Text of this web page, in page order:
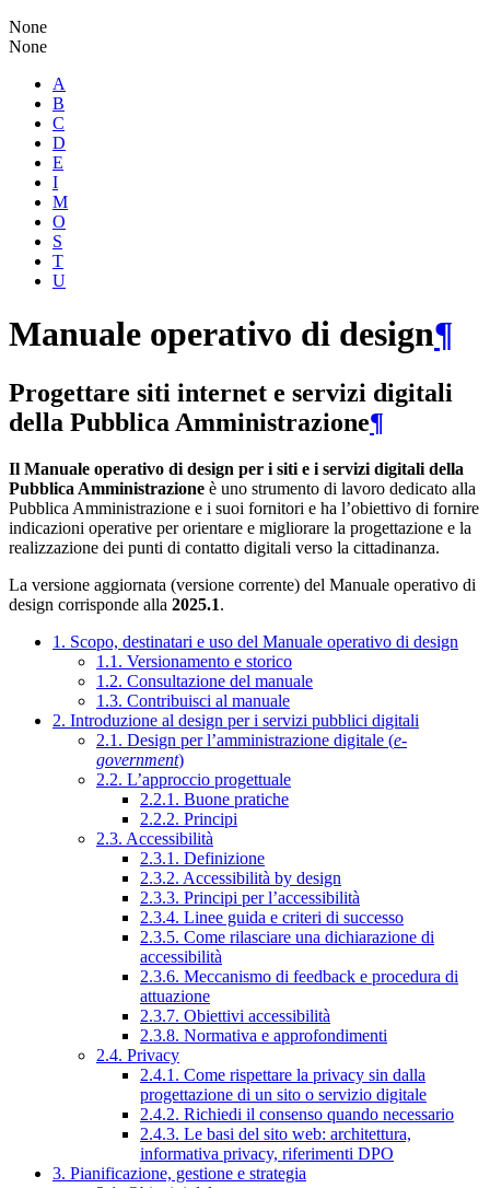
None
None
A
B
C
D
E
I
M
O
S
T
U
Manuale operativo di design¶
Progettare siti internet e servizi digitali
della Pubblica Amministrazione¶
Il Manuale operativo di design per i siti e i servizi digitali della
Pubblica Amministrazione è uno strumento di lavoro dedicato alla
Pubblica Amministrazione e i suoi fornitori e ha l’obiettivo di fornire
indicazioni operative per orientare e migliorare la progettazione e la
realizzazione dei punti di contatto digitali verso la cittadinanza.
La versione aggiornata (versione corrente) del Manuale operativo di
design corrisponde alla 2025.1.
1. Scopo, destinatari e uso del Manuale operativo di design
1.1. Versionamento e storico
1.2. Consultazione del manuale
1.3. Contribuisci al manuale
2. Introduzione al design per i servizi pubblici digitali
2.1. Design per l’amministrazione digitale (e-
government)
2.2. L’approccio progettuale
2.2.1. Buone pratiche
2.2.2. Principi
2.3. Accessibilità
2.3.1. Definizione
2.3.2. Accessibilità by design
2.3.3. Principi per l’accessibilità
2.3.4. Linee guida e criteri di successo
2.3.5. Come rilasciare una dichiarazione di
accessibilità
2.3.6. Meccanismo di feedback e procedura di
attuazione
2.3.7. Obiettivi accessibilità
2.3.8. Normativa e approfondimenti
2.4. Privacy
2.4.1. Come rispettare la privacy sin dalla
progettazione di un sito o servizio digitale
2.4.2. Richiedi il consenso quando necessario
2.4.3. Le basi del sito web: architettura,
informativa privacy, riferimenti DPO
3. Pianificazione, gestione e strategia